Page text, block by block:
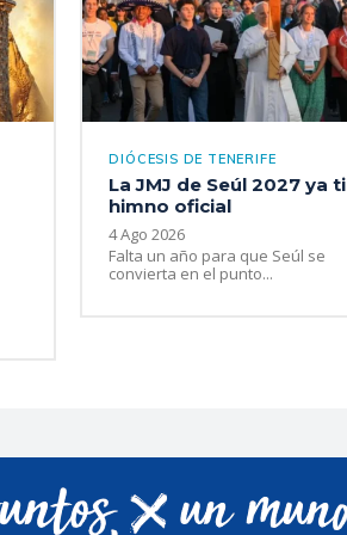
DIÓCESIS DE TENERIFE
La JMJ de Seúl 2027 ya
himno oficial
4 Ago 2026
Falta un año para que Seúl se
convierta en el punto...